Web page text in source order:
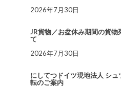
2026年7月30日
JR貨物／お盆休み期間の貨物
て
2026年7月30日
にしてつドイツ現地法人 シ
転のご案内